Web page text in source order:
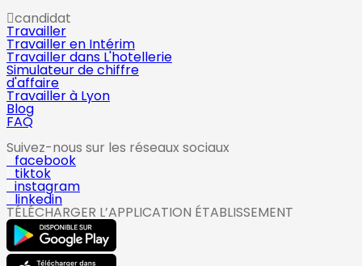
candidat
Travailler
Travailler en Intérim
Travailler dans L'hotellerie
Simulateur de chiffre
d'affaire
Travailler à Lyon
Blog
FAQ
Suivez-nous sur les réseaux sociaux
facebook
tiktok
instagram
linkedin
TÉLÉCHARGER L’APPLICATION ÉTABLISSEMENT